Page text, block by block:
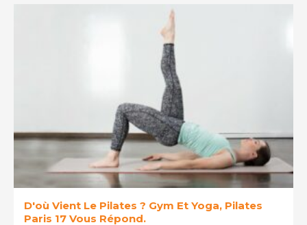
D'où Vient Le Pilates ? Gym Et Yoga, Pilates
Paris 17 Vous Répond.